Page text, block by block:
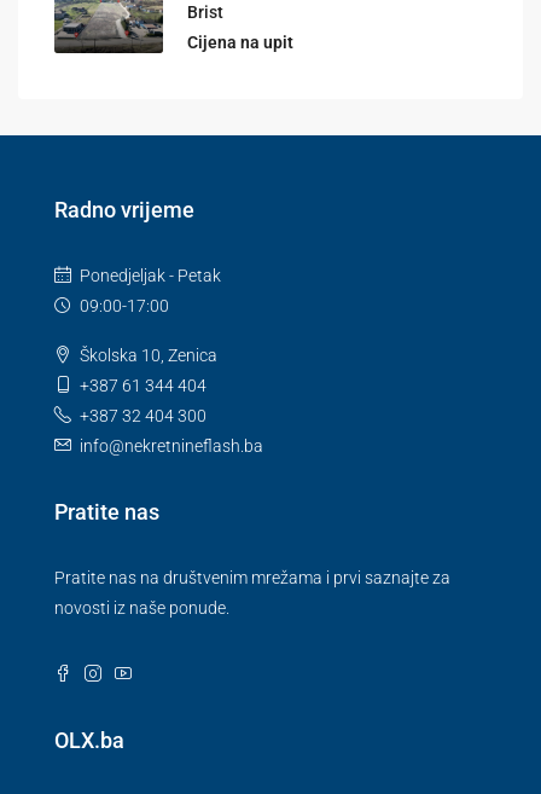
Brist
Cijena na upit
Radno vrijeme
Ponedjeljak - Petak
09:00-17:00
Školska 10, Zenica
+387 61 344 404
+387 32 404 300
info@nekretnineflash.ba
Pratite nas
Pratite nas na društvenim mrežama i prvi saznajte za
novosti iz naše ponude.
OLX.ba